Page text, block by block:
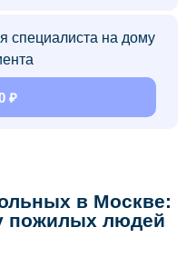
специалиста на дому
₽
в Москве:
пожилых людей